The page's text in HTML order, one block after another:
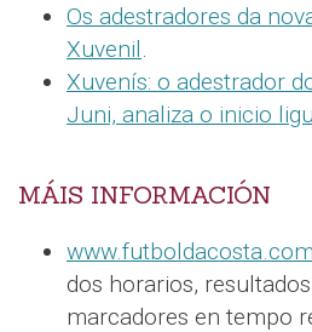
Os adestradores da
Xuvenil
Xuvenís: o adestrador
Juni, analiza o inicio
MÁIS INFORMACIÓN
www.futboldacosta.com
dos horarios,
marcadores en tempo